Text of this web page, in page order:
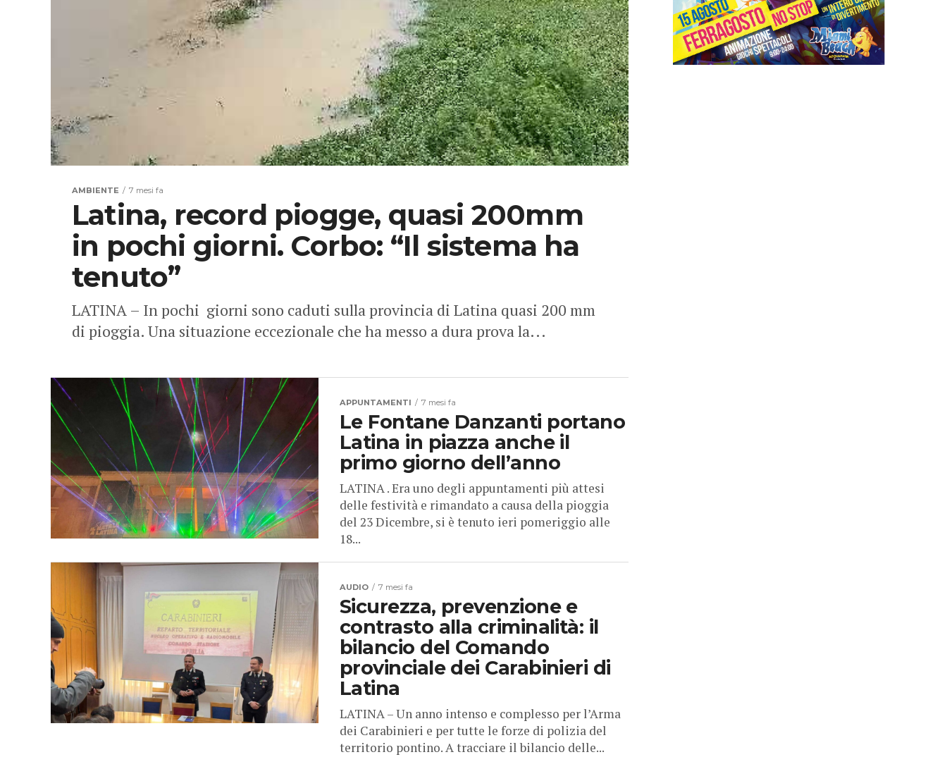
AMBIENTE 7 mesi fa
Latina, record piogge, quasi 200mm
in pochi giorni. Corbo: “Il sistema ha
tenuto”
LATINA – In pochi giorni sono caduti sulla provincia di Latina quasi 200 mm
di pioggia. Una situazione eccezionale che ha messo a dura prova la...
APPUNTAMENTI 7 mesi fa
Le Fontane Danzanti portano
Latina in piazza anche il
primo giorno dell’anno
LATINA . Era uno degli appuntamenti più attesi
delle festività e rimandato a causa della pioggia
del 23 Dicembre, si è tenuto ieri pomeriggio alle
18...
AUDIO 7 mesi fa
Sicurezza, prevenzione e
contrasto alla criminalità: il
bilancio del Comando
provinciale dei Carabinieri di
Latina
LATINA – Un anno intenso e complesso per l’Arma
dei Carabinieri e per tutte le forze di polizia del
territorio pontino. A tracciare il bilancio delle...